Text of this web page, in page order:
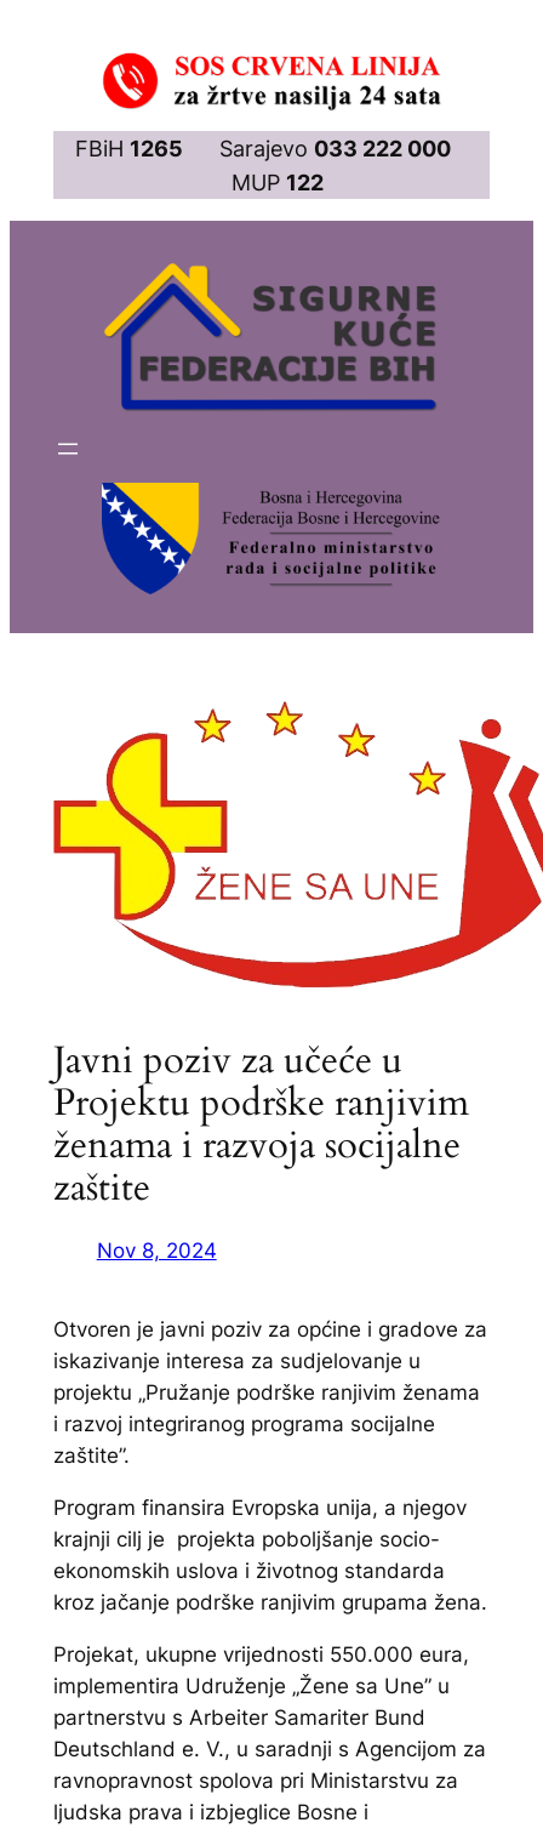
FBiH 1265 Sarajevo 033 222 000
MUP 122
Javni poziv za učeće u
Projektu podrške ranjivim
ženama i razvoja socijalne
zaštite
Nov 8, 2024
Otvoren je javni poziv za općine i gradove za
iskazivanje interesa za sudjelovanje u
projektu „Pružanje podrške ranjivim ženama
i razvoj integriranog programa socijalne
zaštite”.
Program finansira Evropska unija, a njegov
krajnji cilj je projekta poboljšanje socio-
ekonomskih uslova i životnog standarda
kroz jačanje podrške ranjivim grupama žena.
Projekat, ukupne vrijednosti 550.000 eura,
implementira Udruženje „Žene sa Une” u
partnerstvu s Arbeiter Samariter Bund
Deutschland e. V., u saradnji s Agencijom za
ravnopravnost spolova pri Ministarstvu za
ljudska prava i izbjeglice Bosne i